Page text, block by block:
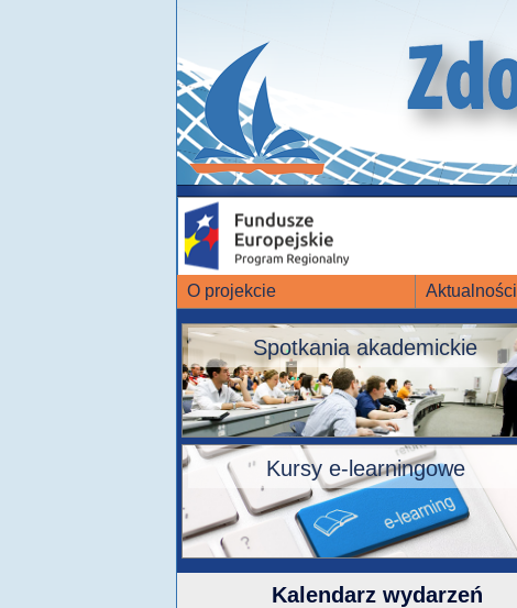
O projekcie Aktualności
Spotkania akademickie
Kursy e-learningowe
Kalendarz wydarzeń